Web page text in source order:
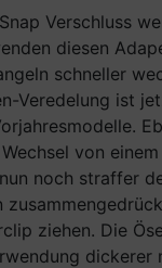
Verschluss
diesen
schneller
Veredelung ist
von
noch straffer
ziehen. Die
dickerer